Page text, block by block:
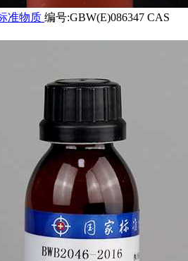
准物质 编号:GBW(E)086347 CAS